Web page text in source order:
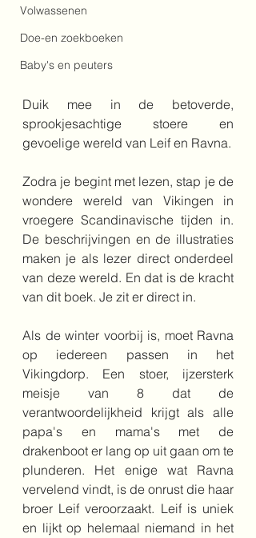
Volwassenen
Doe-en zoekboeken
Baby's en peuters
Duik mee in de betoverde,
sprookjesachtige stoere en
gevoelige wereld van Leif en Ravna.
Zodra je begint met lezen, stap je de
wondere wereld van Vikingen in
vroegere Scandinavische tijden in.
De beschrijvingen en de illustraties
maken je als lezer direct onderdeel
van deze wereld. En dat is de kracht
van dit boek. Je zit er direct in.
Als de winter voorbij is, moet Ravna
op iedereen passen in het
Vikingdorp. Een stoer, ijzersterk
meisje van 8 dat de
verantwoordelijkheid krijgt als alle
papa's en mama's met de
drakenboot er lang op uit gaan om te
plunderen. Het enige wat Ravna
vervelend vindt, is de onrust die haar
broer Leif veroorzaakt. Leif is uniek
en lijkt op helemaal niemand in het